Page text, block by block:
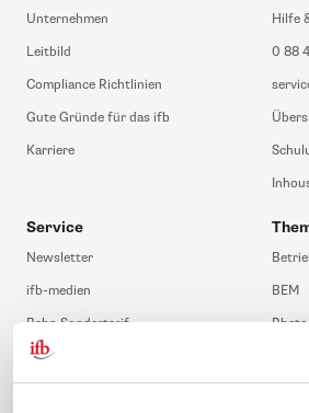
Unternehmen
Leitbild
Compliance Richtlinien
Gute Gründe für das ifb
Karriere
Hilfe
0 88
Service
Newsletter
ifb-medien
Bahn Sondertarif
meinifb
BEM